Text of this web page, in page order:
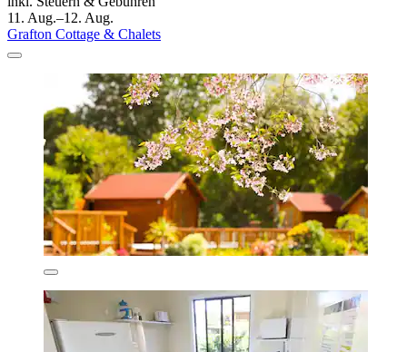
11. Aug.–12. Aug.
Grafton Cottage & Chalets